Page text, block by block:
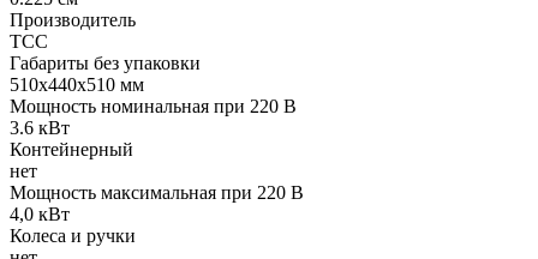
Производитель
ТСС
Габариты без упаковки
510х440х510 мм
Мощность номинальная при 220 В
3.6 кВт
Контейнерный
нет
Мощность максимальная при 220 В
4,0 кВт
Колеса и ручки